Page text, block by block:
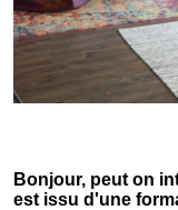
Bonjour, peut on
est issu d'une